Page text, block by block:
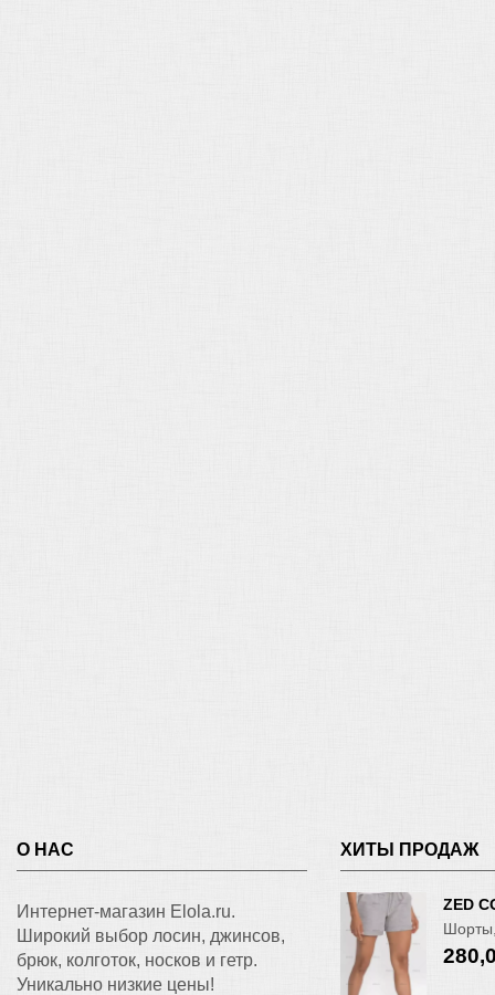
О НАС
Интернет-магазин Elola.ru.
Широкий выбор лосин, джинсов,
брюк, колготок, носков и гетр.
Уникально низкие цены!
ХИТЫ ПРОДАЖ
ZED